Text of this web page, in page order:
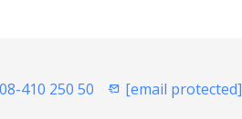
08-410 250 50 [email protected]